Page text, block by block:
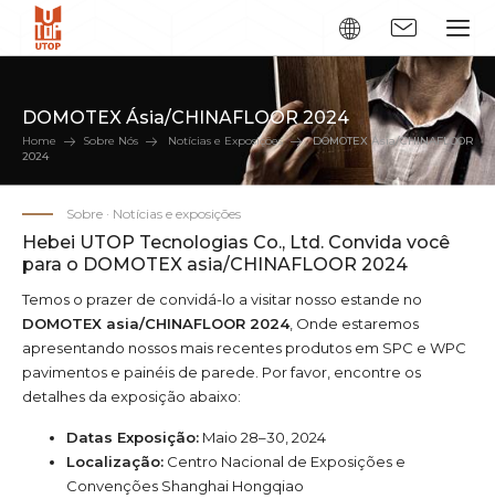
DOMOTEX Ásia/CHINAFLOOR 2024
Home Sobre Nós Notícias e Exposições
DOMOTEX Ásia/CHINAFLOOR
2024
Sobre · Notícias e exposições
Hebei UTOP Tecnologias Co., Ltd. Convida você
para o DOMOTEX asia/CHINAFLOOR 2024
Temos o prazer de convidá-lo a visitar nosso estande no
DOMOTEX asia/CHINAFLOOR 2024, Onde estaremos
apresentando nossos mais recentes produtos em SPC e WPC
pavimentos e painéis de parede. Por favor, encontre os
detalhes da exposição abaixo:
Datas Exposição: Maio 28–30, 2024
Localização: Centro Nacional de Exposições e
Convenções Shanghai Hongqiao